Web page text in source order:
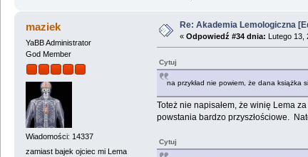
maziek
YaBB Administrator
God Member
Wiadomości: 14337
zamiast bajek ojciec mi Lema
Re: Akademia Lemologiczna
« Odpowiedź #34 dnia: Lutego 13,
Cytuj
na przykład nie powiem, że dana książka
Toteż nie napisałem, że winię Lema
powstania bardzo przyszłościowe.
Cytuj